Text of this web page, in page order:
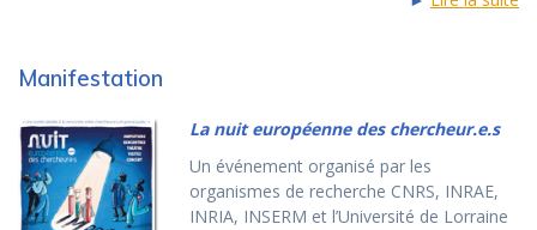
Manifestation
La nuit européenne des chercheur.e.s
Un événement organisé par les
organismes de recherche CNRS, INRAE,
INRIA, INSERM et l’Université de Lorraine